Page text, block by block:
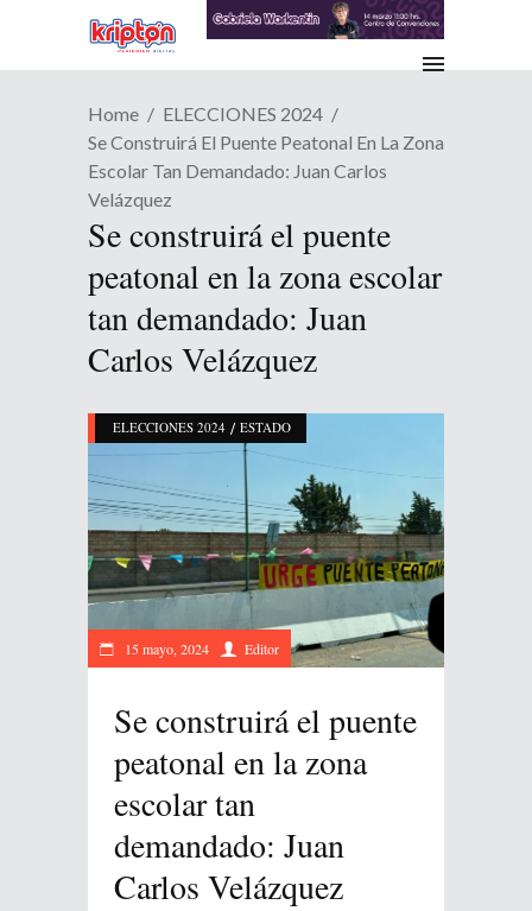
Home
ELECCIONES 2024
Se Construirá El Puente Peatonal En La Zona
Escolar Tan Demandado: Juan Carlos
Velázquez
Se construirá el puente
peatonal en la zona escolar
tan demandado: Juan
Carlos Velázquez
ELECCIONES 2024 / ESTADO
15 mayo, 2024 Editor
Se construirá el puente
peatonal en la zona
escolar tan
demandado: Juan
Carlos Velázquez